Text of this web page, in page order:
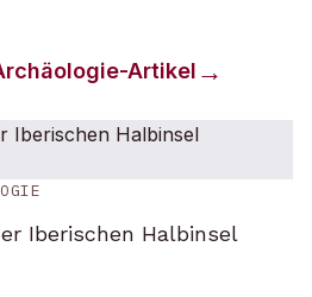
-Artikel
Iberischen Halbinsel